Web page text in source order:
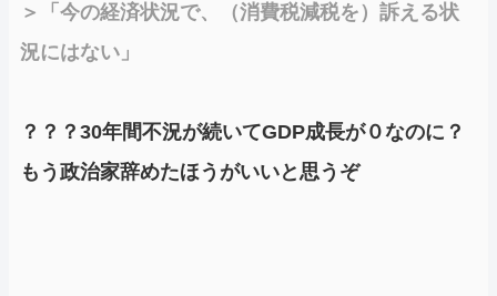
＞「今の経済状況で、（消費税減税を）訴える状
況にはない」
？？？30年間不況が続いてGDP成長が０なのに？
もう政治家辞めたほうがいいと思うぞ